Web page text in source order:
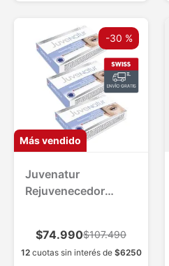
-30 %
Más vendido
Juvenatur
Rejuvenecedor
y Duradero Todo
Tipo de Piel
$74.990$107.490
12cuotas sin interés de $6250